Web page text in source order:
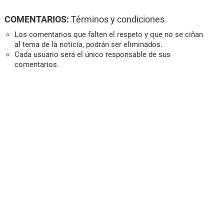
COMENTARIOS: Términos y condiciones
Los comentarios que falten el respeto y que no se ciñan
al tema de la noticia, podrán ser eliminados.
Cada usuario será el único responsable de sus
comentarios.